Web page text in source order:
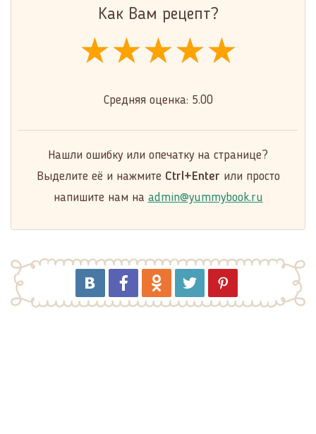
Как Вам рецепт?
★★★★★
★★★★★
★★★★★
Средняя оценка: 5.00
Нашли ошибку или опечатку на странице?
Выделите её и нажмите Ctrl+Enter или просто
напишите нам на admin@yummybook.ru